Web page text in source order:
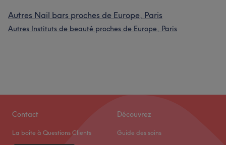
Autres Nail bars proches de Europe, Paris
Autres Instituts de beauté proches de Europe, Paris
Contact
La boîte à Questions Clients
Découvrez
Guide des soins